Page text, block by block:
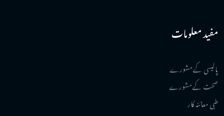
مفید معلومات
پالیسی کے مشورے
صحت کے مشورے
طبی معائنہ کار